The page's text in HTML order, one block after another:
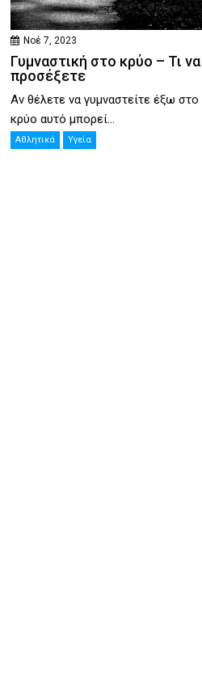
Νοέ 7, 2023
Γυμναστική στο κρύο – Τι να
προσέξετε
Αν θέλετε να γυμναστείτε έξω στο
κρύο αυτό μπορεί...
Αθλητικά Υγεία